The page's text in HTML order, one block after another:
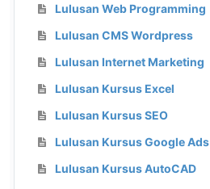
Lulusan Web Programming
Lulusan CMS Wordpress
Lulusan Internet Marketing
Lulusan Kursus Excel
Lulusan Kursus SEO
Lulusan Kursus Google Ads
Lulusan Kursus AutoCAD